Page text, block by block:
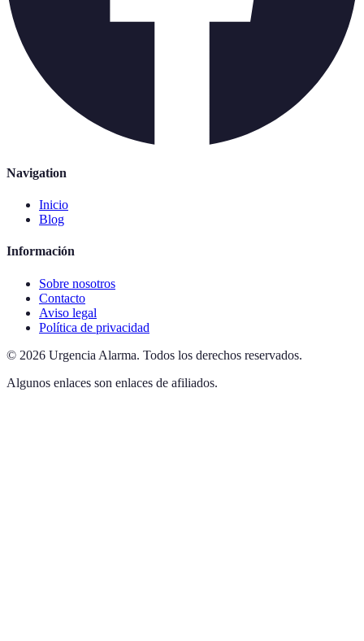
Navigation
Inicio
Blog
Información
Sobre nosotros
Contacto
Aviso legal
Política de privacidad
© 2026 Urgencia Alarma. Todos los derechos reservados.
Algunos enlaces son enlaces de afiliados.